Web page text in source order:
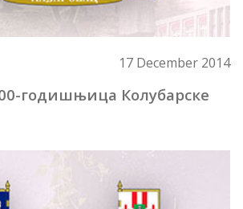
17 December 2014
годишњица Колубарске